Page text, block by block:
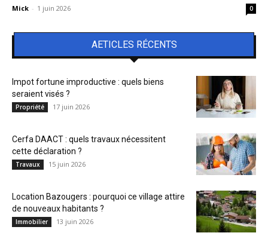
Mick - 1 juin 2026 0
AETICLES RÉCENTS
Impot fortune improductive : quels biens
seraient visés ?
Propriété 17 juin 2026
Cerfa DAACT : quels travaux nécessitent
cette déclaration ?
Travaux 15 juin 2026
Location Bazougers : pourquoi ce village attire
de nouveaux habitants ?
Immobilier 13 juin 2026